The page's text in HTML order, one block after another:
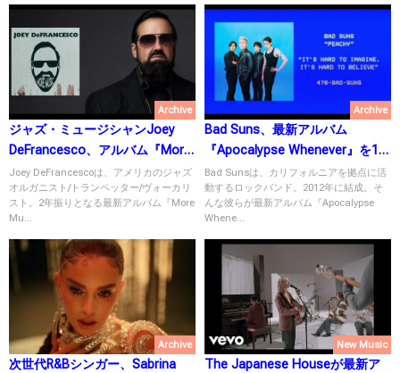
Archive
ジャズ・ミュージシャンJoey
DeFrancesco、アルバム『More
Music』を9月24日にリリース！
Joey DeFrancescoは、アメリカのジャズ
オルガニスト/トランペッター/ヴォーカリ
スト。2年振りとなる最新アルバム『More
Mu...
Archive
Bad Suns、最新アルバム
『Apocalypse Whenever』を1月
28日にリリース！
Bad Sunsは、カリフォルニアを拠点に活
動するロックバンド。2012年に結成。そ
んな彼らが最新アルバム『Apocalypse
Whene...
Archive
次世代R&Bシンガー、Sabrina
New Music
The Japanese Houseが最新ア